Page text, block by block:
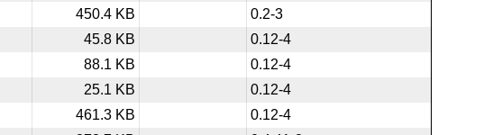
450.4 KB
0.2-3
45.8 KB
0.12-4
88.1 KB
0.12-4
25.1 KB
0.12-4
461.3 KB
0.12-4